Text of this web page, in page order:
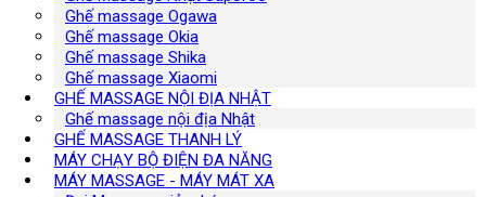
Ghế massage Ogawa
Ghế massage Okia
Ghế massage Shika
Ghế massage Xiaomi
GHẾ MASSAGE NỘI ĐỊA NHẬT
Ghế massage nội địa Nhật
GHẾ MASSAGE THANH LÝ
MÁY CHẠY BỘ ĐIỆN ĐA NĂNG
MÁY MASSAGE - MÁY MÁT XA